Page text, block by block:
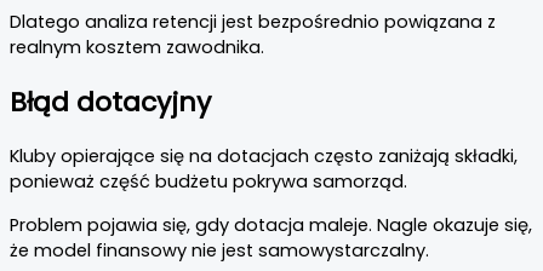
Dlatego analiza retencji jest bezpośrednio powiązana z
realnym kosztem zawodnika.
Błąd dotacyjny
Kluby opierające się na dotacjach często zaniżają składki,
ponieważ część budżetu pokrywa samorząd.
Problem pojawia się, gdy dotacja maleje. Nagle okazuje się,
że model finansowy nie jest samowystarczalny.